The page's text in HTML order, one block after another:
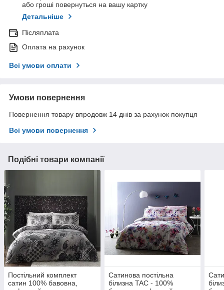
або гроші повернуться на вашу картку
Детальніше
Післяплата
Оплата на рахунок
Всі умови оплати
Умови повернення
Повернення товару впродовж 14 днів за рахунок покупця
Всі умови повернення
Подібні товари компанії
Постільний комплект
сатин 100% бавовна,
Сатинова постільна
білизна TAC - 100%